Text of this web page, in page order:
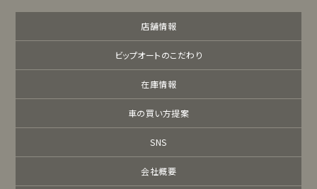
店舗情報
ビップオートのこだわり
在庫情報
車の買い方提案
SNS
会社概要